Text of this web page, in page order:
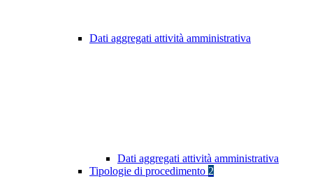
Dati aggregati attività amministrativa
Dati aggregati attività amministrativa
Tipologie di procedimento 2